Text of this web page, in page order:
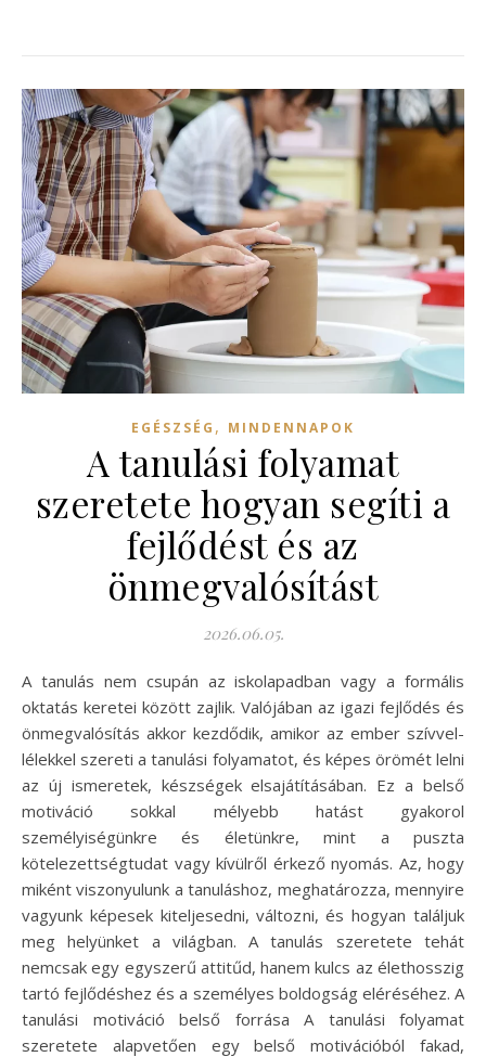
EGÉSZSÉG , MINDENNAPOK
A tanulási folyamat
szeretete hogyan segíti a
fejlődést és az
önmegvalósítást
2026.06.05.
A tanulás nem csupán az iskolapadban vagy a formális
oktatás keretei között zajlik. Valójában az igazi fejlődés és
önmegvalósítás akkor kezdődik, amikor az ember szívvel-
lélekkel szereti a tanulási folyamatot, és képes örömét lelni
az új ismeretek, készségek elsajátításában. Ez a belső
motiváció sokkal mélyebb hatást gyakorol
személyiségünkre és életünkre, mint a puszta
kötelezettségtudat vagy kívülről érkező nyomás. Az, hogy
miként viszonyulunk a tanuláshoz, meghatározza, mennyire
vagyunk képesek kiteljesedni, változni, és hogyan találjuk
meg helyünket a világban. A tanulás szeretete tehát
nemcsak egy egyszerű attitűd, hanem kulcs az élethosszig
tartó fejlődéshez és a személyes boldogság eléréséhez. A
tanulási motiváció belső forrása A tanulási folyamat
szeretete alapvetően egy belső motivációból fakad,